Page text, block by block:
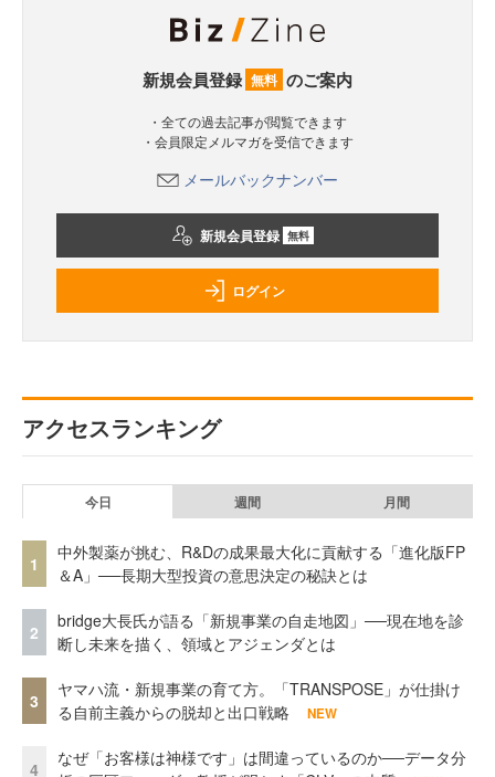
新規会員登録 無料 のご案内
・全ての過去記事が閲覧できます
・会員限定メルマガを受信できます
メールバックナンバー
新規会員登録 無料
ログイン
アクセスランキング
今日 週間 月間
1
中外製薬が挑む、R&Dの成果最大化に貢献する「進化版FP
＆A」──長期大型投資の意思決定の秘訣とは
2
bridge大長氏が語る「新規事業の自走地図」──現在地を診
断し未来を描く、領域とアジェンダとは
3
ヤマハ流・新規事業の育て方。「TRANSPOSE」が仕掛け
る自前主義からの脱却と出口戦略
NEW
4
なぜ「お客様は神様です」は間違っているのか──データ分